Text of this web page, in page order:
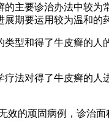
要诊治办法中较为
期要运用较为温和的
和得了牛皮癣的人
对得了牛皮癣的人
的顽固病例，诊治面